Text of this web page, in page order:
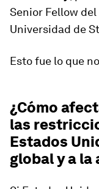
Senior Fellow
Universidad de
Esto fue lo que
¿Cómo
las
Estados
global y a